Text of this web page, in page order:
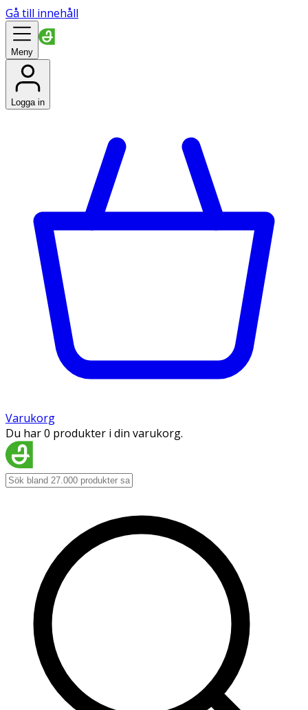
Gå till innehåll
Meny
Logga in
Varukorg
Du har 0 produkter i din varukorg.